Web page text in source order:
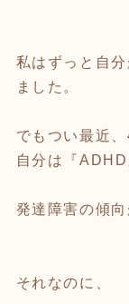
私はずっと自
ました。
でもつい最近
自分は『ADHD
発達障害の傾
それなのに、